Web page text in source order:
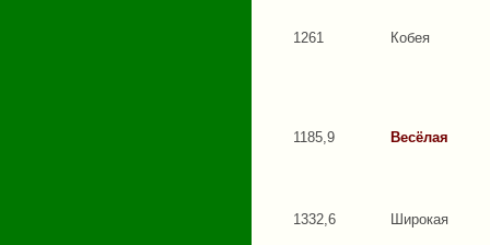
1261 Кобея
1185,9 Весёлая
1332,6 Широкая